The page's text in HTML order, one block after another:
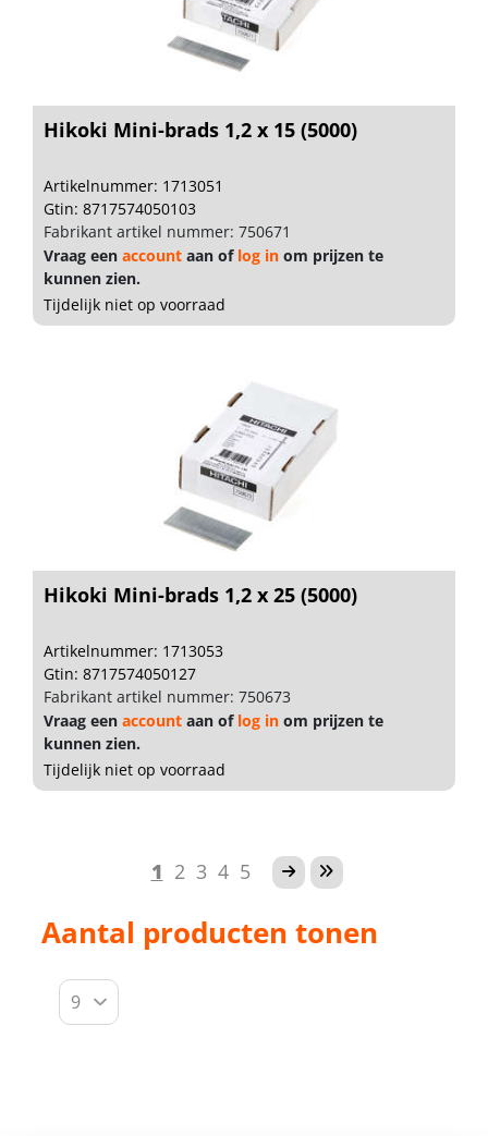
Hikoki Mini-brads 1,2 x 15 (5000)
Artikelnummer: 1713051
Gtin: 8717574050103
Fabrikant artikel nummer: 750671
Vraag een account aan of log in om prijzen te
kunnen zien.
Tijdelijk niet op voorraad
Hikoki Mini-brads 1,2 x 25 (5000)
Artikelnummer: 1713053
Gtin: 8717574050127
Fabrikant artikel nummer: 750673
Vraag een account aan of log in om prijzen te
kunnen zien.
Tijdelijk niet op voorraad
1 2 3 4 5
Aantal producten tonen